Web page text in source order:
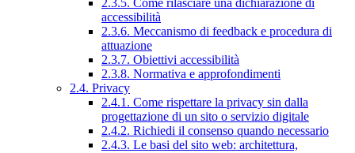
2.3.5. Come rilasciare una dichiarazione di
accessibilità
2.3.6. Meccanismo di feedback e procedura di
attuazione
2.3.7. Obiettivi accessibilità
2.3.8. Normativa e approfondimenti
2.4. Privacy
2.4.1. Come rispettare la privacy sin dalla
progettazione di un sito o servizio digitale
2.4.2. Richiedi il consenso quando necessario
2.4.3. Le basi del sito web: architettura,